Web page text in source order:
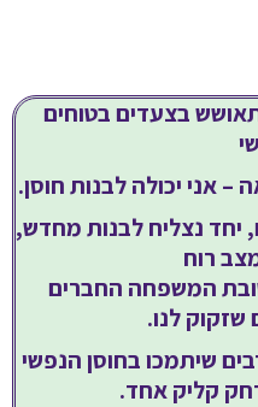
בצעדים בטוחים
אני יכולה לבנות חוסן.
יחד נצליח לבנות מחדש,
רוח
המשפחה החברים
שזקוק לנו.
שיתמכו בחוסן הנפשי
קליק אחד.